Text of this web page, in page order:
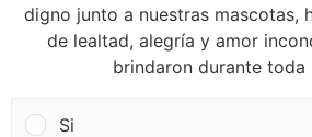
digno junto a nuestras mascotas,
de lealtad, alegría y amor
brindaron durante toda
Si